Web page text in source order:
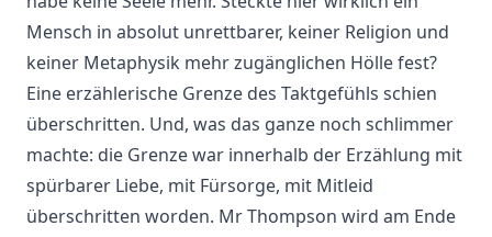
Mensch in absolut unrettbarer, keiner Religion und
keiner Metaphysik mehr zugänglichen Hölle fest?
Eine erzählerische Grenze des Taktgefühls schien
überschritten. Und, was das ganze noch schlimmer
machte: die Grenze war innerhalb der Erzählung mit
spürbarer Liebe, mit Fürsorge, mit Mitleid
überschritten worden. Mr Thompson wird am Ende